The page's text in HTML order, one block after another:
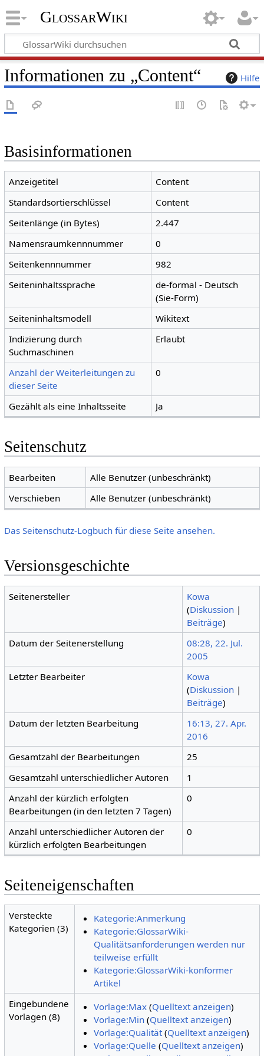
GlossarWiki
Hilfe
Informationen zu „Content“
Basisinformationen
Anzeigetitel
Content
Standardsortierschlüssel
Content
Seitenlänge (in Bytes)
2.447
Namensraumkennnummer
0
Seitenkennnummer
982
Seiteninhaltssprache
de-formal - Deutsch
(Sie-Form)
Seiteninhaltsmodell
Wikitext
Indizierung durch
Suchmaschinen
Erlaubt
Anzahl der Weiterleitungen zu
dieser Seite
0
Gezählt als eine Inhaltsseite Ja
Seitenschutz
Bearbeiten
Alle Benutzer (unbeschränkt)
Verschieben
Alle Benutzer (unbeschränkt)
Das Seitenschutz-Logbuch für diese Seite ansehen.
Versionsgeschichte
Seitenersteller
Kowa
(Diskussion |
Beiträge)
Datum der Seitenerstellung
08:28, 22. Jul.
2005
Letzter Bearbeiter
Kowa
(Diskussion |
Beiträge)
Datum der letzten Bearbeitung
16:13, 27. Apr.
2016
Gesamtzahl der Bearbeitungen
25
Gesamtzahl unterschiedlicher Autoren
1
Anzahl der kürzlich erfolgten
Bearbeitungen (in den letzten 7 Tagen)
0
Anzahl unterschiedlicher Autoren der
kürzlich erfolgten Bearbeitungen
0
Seiteneigenschaften
Versteckte
Kategorien (3)
Kategorie:Anmerkung
Kategorie:GlossarWiki-
Qualitätsanforderungen werden nur
teilweise erfüllt
Kategorie:GlossarWiki-konformer
Artikel
Eingebundene
Vorlagen (8)
Vorlage:Max(Quelltext anzeigen)
Vorlage:Min(Quelltext anzeigen)
Vorlage:Qualität(Quelltext anzeigen)
Vorlage:Quelle (Quelltext anzeigen)